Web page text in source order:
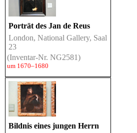
Porträt des Jan de Reus
London, National Gallery, Saal
23
(Inventar-Nr. NG2581)
um 1670–1680
Bildnis eines jungen Herrn